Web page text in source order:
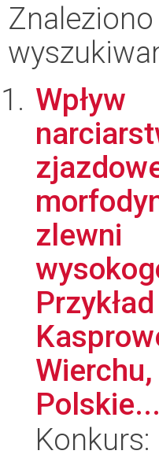
Wpływ
zlewni
Polskie...
Konkurs: